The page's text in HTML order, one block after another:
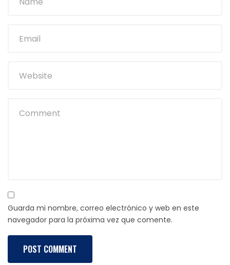
Guarda mi nombre, correo electrónico y web en este
navegador para la próxima vez que comente.